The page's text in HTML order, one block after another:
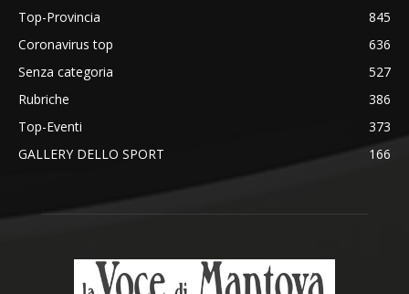
Top-Provincia
845
Coronavirus top
636
Senza categoria
527
Rubriche
386
Top-Eventi
373
GALLERY DELLO SPORT
166